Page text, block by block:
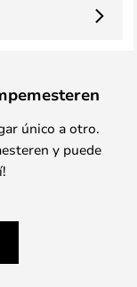
único a otro.
y puede